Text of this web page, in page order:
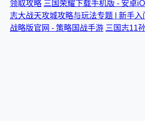
领取攻略 三国荣耀下载手机版 - 安卓
志大战天攻城攻略与玩法专题 | 新手
战略版官网 - 策略国战手游 三国志11